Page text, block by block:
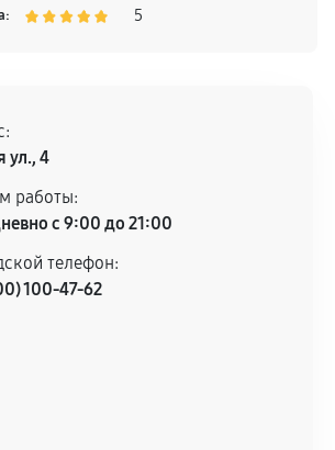
технику и спешу всем
5
ул., 4
работы:
с 9:00 до 21:00
телефон:
100-47-62